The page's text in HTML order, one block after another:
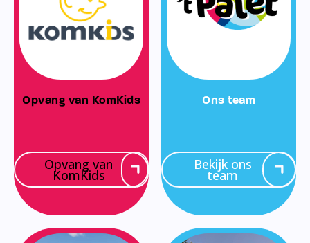
Opvang van KomKids
Opvang van
KomKids
Ons team
Bekijk ons
team